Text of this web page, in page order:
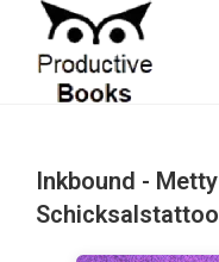
springen
Inkbound -